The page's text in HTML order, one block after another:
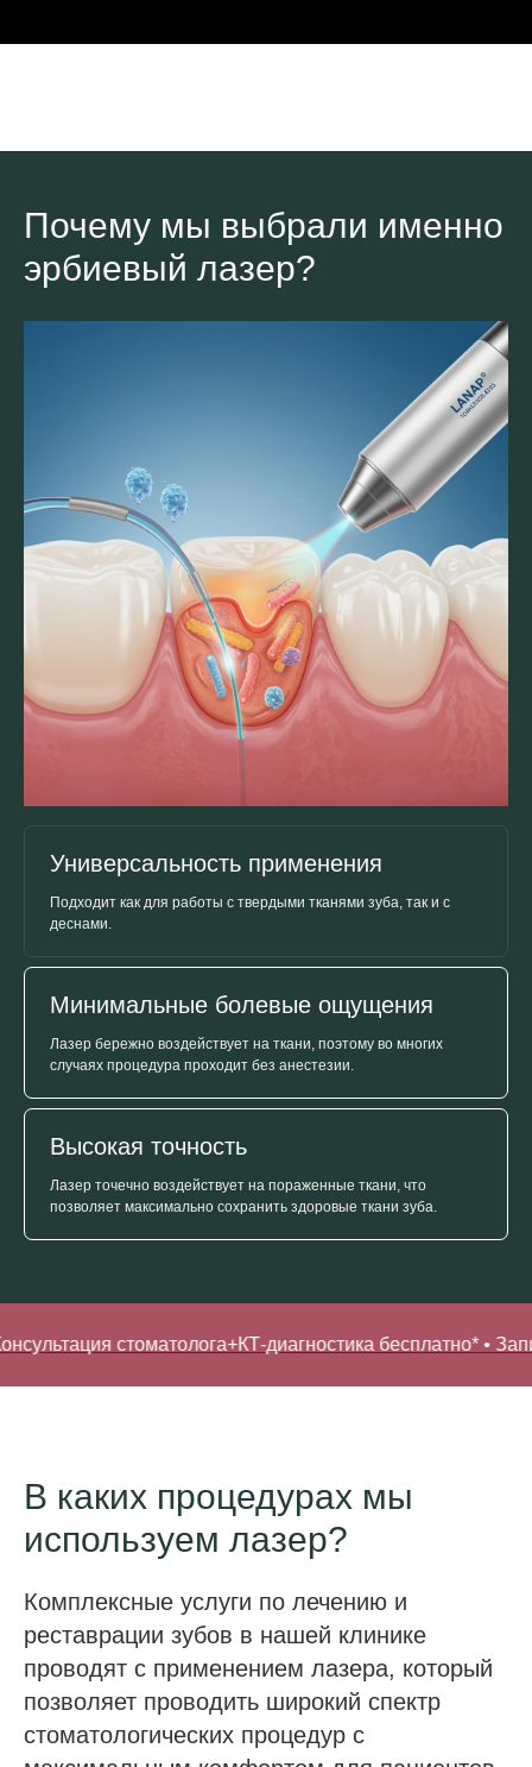
Почему мы выбрали именно
эрбиевый лазер?
Универсальность применения
Подходит как для работы с твердыми тканями зуба, так и с
деснами.
Минимальные болевые ощущения
Лазер бережно воздействует на ткани, поэтому во многих
случаях процедура проходит без анестезии.
Высокая точность
Лазер точечно воздействует на пораженные ткани, что
позволяет максимально сохранить здоровые ткани зуба.
стоматолога+КТ-диагностика бесплатно* •
В каких процедурах мы
используем лазер?
Комплексные услуги по лечению и
реставрации зубов в нашей клинике
проводят с применением лазера, который
позволяет проводить широкий спектр
стоматологических процедур с